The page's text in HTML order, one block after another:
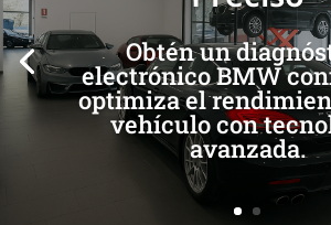
Obtén un
electrónico BMW
optimiza el
vehículo con
avanzada.